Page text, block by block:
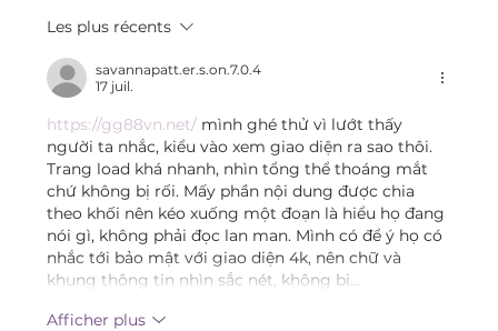
Médical, Psychosomatique Et
Inflammation Chronique
Les plus récents
savannapatt.er.s.on.7.0.4
17 juil.
https://gg88vn.net/ mình ghé thử vì lướt thấy
người ta nhắc, kiểu vào xem giao diện ra sao thôi.
Trang load khá nhanh, nhìn tổng thể thoáng mắt
chứ không bị rối. Mấy phần nội dung được chia
theo khối nên kéo xuống một đoạn là hiểu họ đang
nói gì, không phải đọc lan man. Mình có để ý họ có
nhắc tới bảo mật với giao diện 4k, nên chữ và
khung thông tin nhìn sắc nét, không bị…
Afficher plus